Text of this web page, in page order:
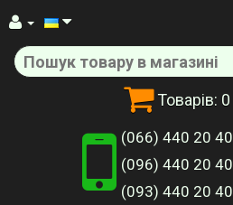
Товарів: 0
(066) 440 20 40
(096) 440 20 40
(093) 440 20 40